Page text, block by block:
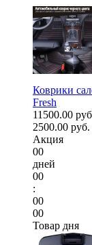
Коврики
Fresh
11500.00
2500.00 руб.
Акция
00
дней
00
:
00
00
Товар дня